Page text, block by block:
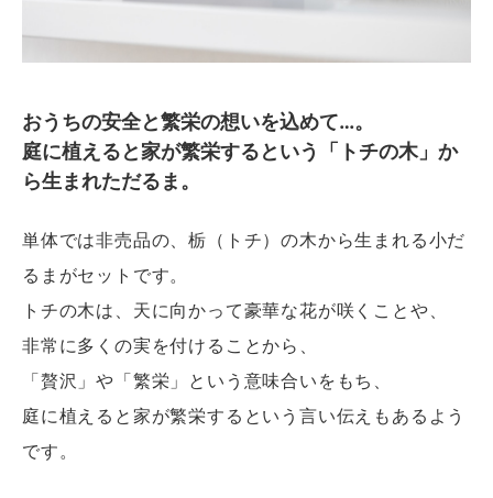
おうちの安全と繁栄の想いを込めて…。
庭に植えると家が繁栄するという「トチの木」か
ら生まれただるま。
単体では非売品の、栃（トチ）の木から生まれる小だ
るまがセットです。
トチの木は、天に向かって豪華な花が咲くことや、
非常に多くの実を付けることから、
「贅沢」や「繁栄」という意味合いをもち、
庭に植えると家が繁栄するという言い伝えもあるよう
です。